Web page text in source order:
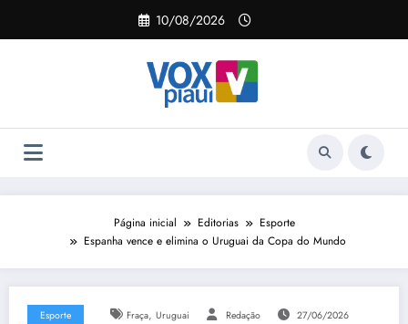
o
10/08/2026
Página inicial Editorias
Esporte
Espanha vence e elimina o Uruguai da Copa do Mundo
Esporte Fraça, Uruguai Redação 27/06/2026